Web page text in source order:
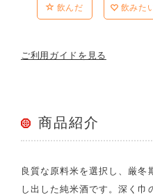
飲んだ 飲みた
ご利用ガイドを見る
商品紹介
良質な原料米を選択し、厳冬
し出した純米酒です。深く巾